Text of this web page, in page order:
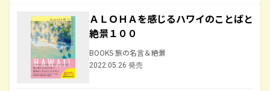
ＡＬＯＨＡを感じるハワイのことばと
絶景１００
BOOKS 旅の名言＆絶景
2022.05.26 発売